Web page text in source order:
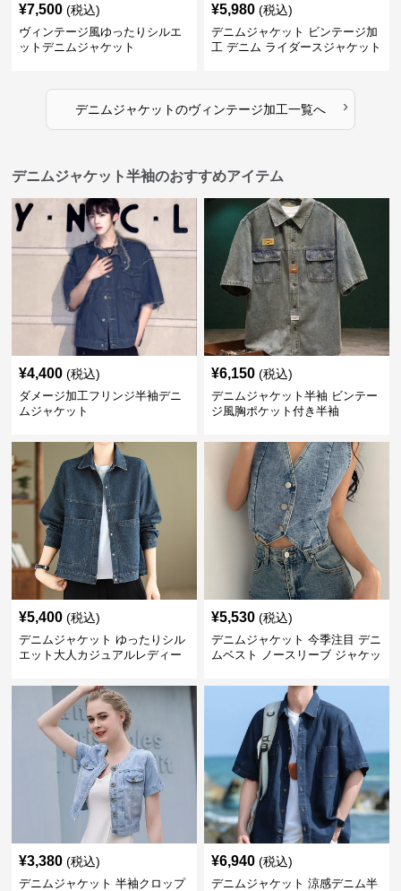
¥7,500 (税込)
ヴィンテージ風ゆったりシルエ
ットデニムジャケット
¥5,980 (税込)
デニムジャケット ビンテージ加
工 デニム ライダースジャケット
デニムジャケットのヴィンテージ加工一覧へ ›
デニムジャケット半袖のおすすめアイテム
¥4,400 (税込)
ダメージ加工フリンジ半袖デニ
ムジャケット
¥6,150 (税込)
デニムジャケット半袖 ビンテー
ジ風胸ポケット付き半袖
¥5,400 (税込)
デニムジャケット ゆったりシル
エット大人カジュアルレディー
¥5,530 (税込)
デニムジャケット 今季注目 デニ
ムベスト ノースリーブ ジャケッ
¥3,380 (税込)
デニムジャケット 半袖クロップ
¥6,940 (税込)
デニムジャケット 涼感デニム半